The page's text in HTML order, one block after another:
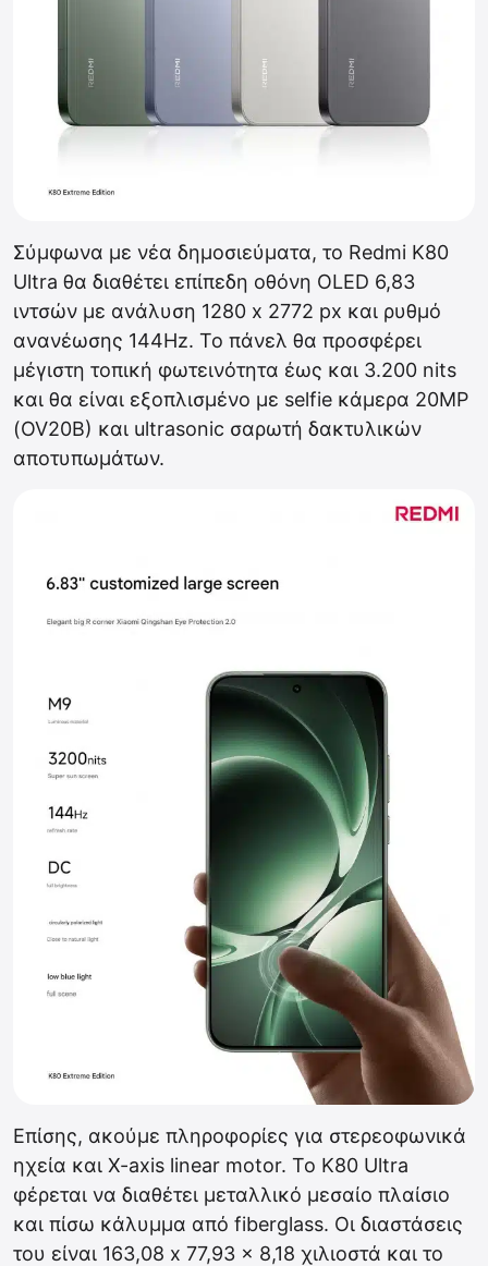
Σύμφωνα με νέα δημοσιεύματα, το Redmi K80
Ultra θα διαθέτει επίπεδη οθόνη OLED 6,83
ιντσών με ανάλυση 1280 x 2772 px και ρυθμό
ανανέωσης 144Hz. Το πάνελ θα προσφέρει
μέγιστη τοπική φωτεινότητα έως και 3.200 nits
και θα είναι εξοπλισμένο με selfie κάμερα 20MP
(OV20B) και ultrasonic σαρωτή δακτυλικών
αποτυπωμάτων.
Επίσης, ακούμε πληροφορίες για στερεοφωνικά
ηχεία και X-axis linear motor. Το K80 Ultra
φέρεται να διαθέτει μεταλλικό μεσαίο πλαίσιο
και πίσω κάλυμμα από fiberglass. Οι διαστάσεις
του είναι 163,08 x 77,93 x 8,18 χιλιοστά και το